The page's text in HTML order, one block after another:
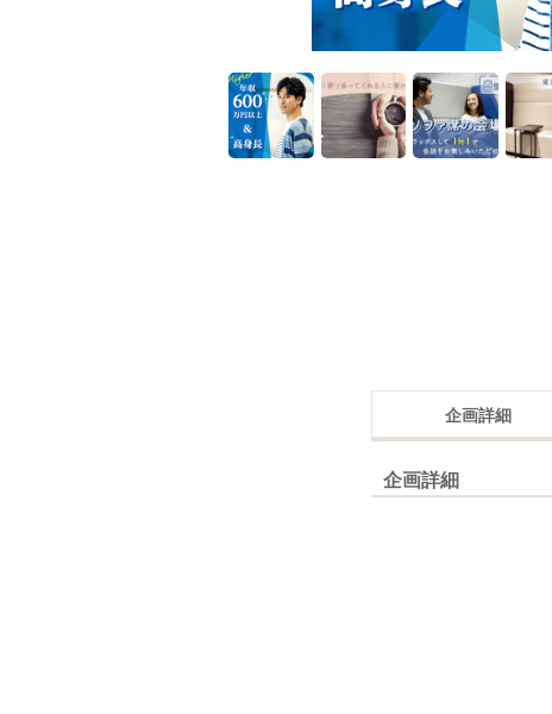
企画詳細
企画詳細